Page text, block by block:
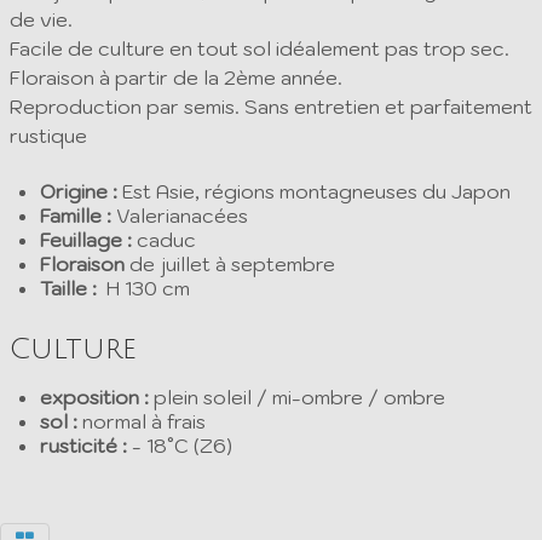
de vie.
Facile de culture en tout sol idéalement pas trop sec.
Floraison à partir de la 2ème année.
Reproduction par semis. Sans entretien et parfaitement
rustique
Origine : Est Asie, régions montagneuses du Japon
Famille : Valerianacées
Feuillage : caduc
Floraison de juillet à septembre
Taille : H 130 cm
Culture
exposition : plein soleil / mi-ombre / ombre
sol : normal à frais
rusticité : - 18°C (Z6)